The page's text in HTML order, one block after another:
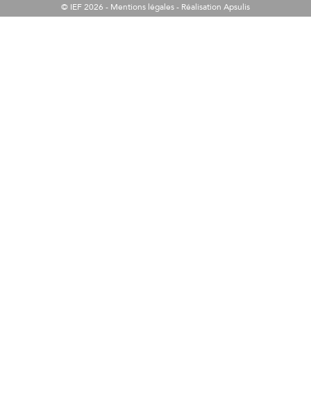
© IEF 2026 - Mentions légales- Réalisation Apsulis